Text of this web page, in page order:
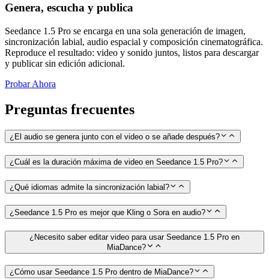
Genera, escucha y publica
Seedance 1.5 Pro se encarga en una sola generación de imagen,
sincronización labial, audio espacial y composición cinematográfica.
Reproduce el resultado: video y sonido juntos, listos para descargar
y publicar sin edición adicional.
Probar Ahora
Preguntas frecuentes
¿El audio se genera junto con el video o se añade después?
¿Cuál es la duración máxima de video en Seedance 1.5 Pro?
¿Qué idiomas admite la sincronización labial?
¿Seedance 1.5 Pro es mejor que Kling o Sora en audio?
¿Necesito saber editar video para usar Seedance 1.5 Pro en
MiaDance?
¿Cómo usar Seedance 1.5 Pro dentro de MiaDance?